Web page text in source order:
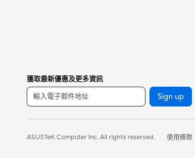
獲取最新優惠及更多資訊
Sign up
ASUSTeK Computer Inc. All rights reserved. 使用條款